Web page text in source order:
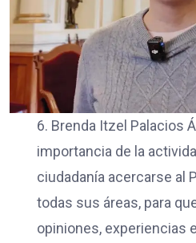
6. Brenda Itzel Palacios
importancia de la
ciudadanía acercarse al
todas sus áreas, para
opiniones, experiencias